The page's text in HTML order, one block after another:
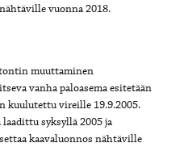
vuonna 2018.
muuttaminen
vanha paloasema esitetään
kuulutettu vireille 19.9.2005.
syksyllä 2005 ja
kaavaluonnos nähtäville